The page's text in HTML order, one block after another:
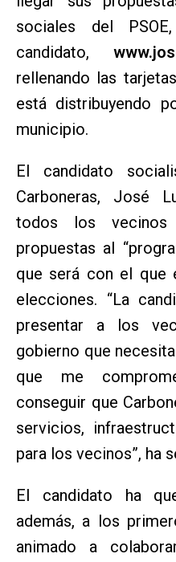
sociales del
candidato,
rellenando las
está distribuyendo
municipio.
El candidato
Carboneras, José
todos los
propuestas al
que será con el que
elecciones. “La
presentar a los
gobierno que
que me
conseguir que
servicios,
para los vecinos”, ha
El candidato ha
además, a los
animado a